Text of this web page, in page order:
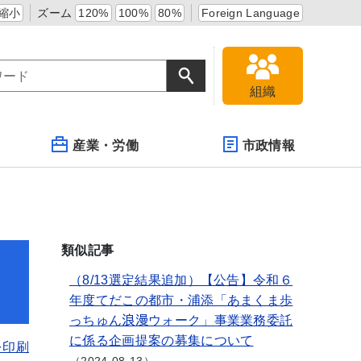
小 ズーム 120% 100% 80% Foreign Language
組織
産業・労働 市政情報
刷
類似記事
（8/13選定結果追加）【公告】令和６
年度てだこの都市・浦添「あまくま歩
っちゅん浪漫ウォーク」事業業務委託
に係る企画提案の募集について